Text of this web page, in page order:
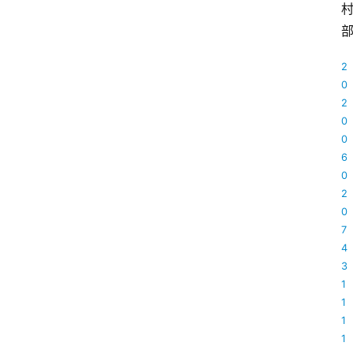
村
部
2
0
2
0
0
6
0
2
0
7
4
3
1
1
1
1